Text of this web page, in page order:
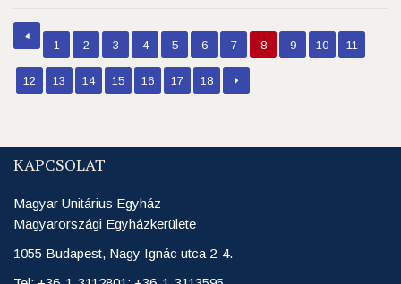
1 2 3 4 5 6 7 8 9 10 11
12 13 14 15 16 17 18
KAPCSOLAT
Magyar Unitárius Egyház
Magyarországi Egyházkerülete
1055 Budapest, Nagy Ignác utca 2-4.